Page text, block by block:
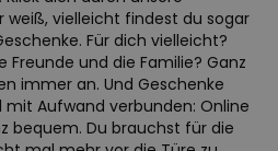
weiß, vielleicht findest du sogar
Für dich vielleicht?
Freunde und die Familie? Ganz
immer an. Und Geschenke
Aufwand verbunden: Online
bequem. Du brauchst für die